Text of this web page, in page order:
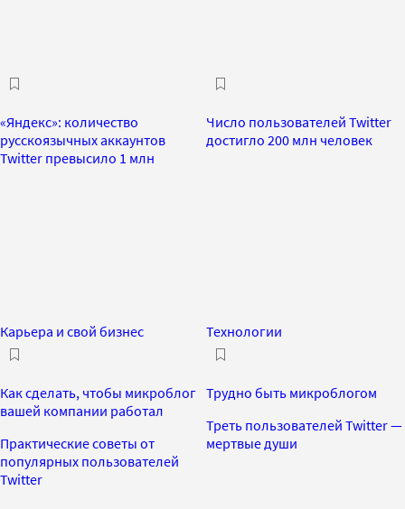
«Яндекс»: количество
русскоязычных аккаунтов
Twitter превысило 1 млн
Число пользователей Twitter
достигло 200 млн человек
Карьера и свой бизнес
Как сделать, чтобы микроблог
вашей компании работал
Практические советы от
популярных пользователей
Twitter
Технологии
Трудно быть микроблогом
Треть пользователей Twitter —
мертвые души